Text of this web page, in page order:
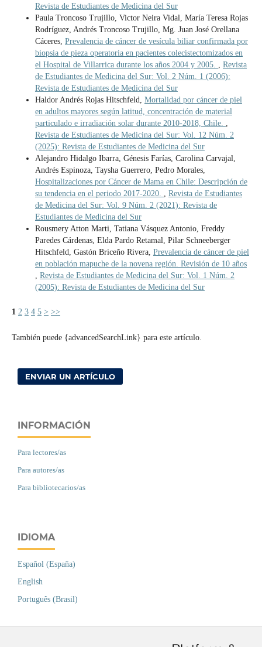
Revista de Estudiantes de Medicina del Sur
Paula Troncoso Trujillo, Victor Neira Vidal, María Teresa Rojas
Rodríguez, Andrés Troncoso Trujillo, Mg. Juan José Orellana
Cáceres, Prevalencia de cáncer de vesícula biliar confirmada por
biopsia de pieza operatoria en pacientes colecistectomizados en
el Hospital de Villarrica durante los años 2004 y 2005. , Revista
de Estudiantes de Medicina del Sur: Vol. 2 Núm. 1 (2006):
Revista de Estudiantes de Medicina del Sur
Haldor Andrés Rojas Hitschfeld, Mortalidad por cáncer de piel
en adultos mayores según latitud, concentración de material
particulado e irradiación solar durante 2010-2018, Chile. ,
Revista de Estudiantes de Medicina del Sur: Vol. 12 Núm. 2
(2025): Revista de Estudiantes de Medicina del Sur
Alejandro Hidalgo Ibarra, Génesis Farías, Carolina Carvajal,
Andrés Espinoza, Taysha Guerrero, Pedro Morales,
Hospitalizaciones por Cáncer de Mama en Chile: Descripción de
su tendencia en el periodo 2017-2020. , Revista de Estudiantes
de Medicina del Sur: Vol. 9 Núm. 2 (2021): Revista de
Estudiantes de Medicina del Sur
Rousmery Atton Marti, Tatiana Vásquez Antonio, Freddy
Paredes Cárdenas, Elda Pardo Retamal, Pilar Schneeberger
Hitschfeld, Gastón Briceño Rivera, Prevalencia de cáncer de piel
en población mapuche de la novena región. Revisión de 10 años
, Revista de Estudiantes de Medicina del Sur: Vol. 1 Núm. 2
(2005): Revista de Estudiantes de Medicina del Sur
1 2 3 4 5 > >>
También puede {advancedSearchLink} para este artículo.
ENVIAR UN ARTÍCULO
INFORMACIÓN
Para lectores/as
Para autores/as
Para bibliotecarios/as
IDIOMA
Español (España)
English
Português (Brasil)